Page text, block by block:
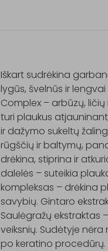
Iškart sudrėkina
lygūs, švelnūs ir
Complex – arbūzų,
turi plaukus
ir dažymo sukeltų
rūgščių ir baltymų,
drėkina, stiprina ir
dalelės – suteikia
kompleksas – drėkina
savybių. Gintaro
Saulėgražų ekstraktas
veiksnių. Sudėtyje
po keratino